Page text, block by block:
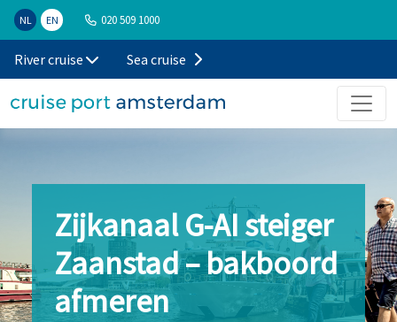
NL EN 020 509 1000
River cruise Sea cruise
Zijkanaal G-AI steiger
Zaanstad – bakboord
afmeren